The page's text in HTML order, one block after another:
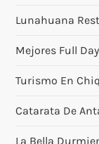
Lunahuana
Mejores Full
Turismo En
Catarata De
La Bella